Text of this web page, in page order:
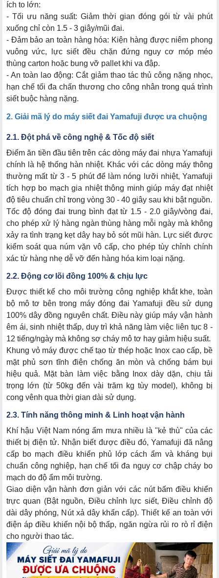
ích to lớn:
- Tối ưu năng suất: Giảm thời gian đóng gói từ vài phút
xuống chỉ còn 1.5 - 3 giây/mũi đai.
- Đảm bảo an toàn hàng hóa: Kiện hàng được niêm phong
vuông vức, lực siết đều chặn đứng nguy cơ móp méo
thùng carton hoặc bung vỡ pallet khi va đập.
- An toàn lao động: Cắt giảm thao tác thủ công nặng nhọc,
hạn chế tối đa chấn thương cho công nhân trong quá trình
siết buộc hàng nặng.
2. Giải mã lý do máy siết đai Yamafuji được ưa chuộng
2.1. Đột phá về công nghệ & Tốc độ siết
Điểm ăn tiền đầu tiên trên các dòng máy đai nhựa Yamafuji
chính là hệ thống hàn nhiệt. Khác với các dòng máy thông
thường mất từ 3 - 5 phút để làm nóng lưỡi nhiệt, Yamafuji
tích hợp bo mạch gia nhiệt thông minh giúp máy đạt nhiệt
độ tiêu chuẩn chỉ trong vòng 30 - 40 giây sau khi bật nguồn.
Tốc độ đóng đai trung bình đạt từ 1.5 - 2.0 giây/vòng đai,
cho phép xử lý hàng ngàn thùng hàng mỗi ngày mà không
xảy ra tình trạng kẹt dây hay bỏ sót mũi hàn. Lực siết được
kiểm soát qua núm vặn vô cấp, cho phép tùy chỉnh chính
xác từ hàng nhẹ dễ vỡ đến hàng hóa kim loại nặng.
2.2. Động cơ lõi đồng 100% & chịu lực
Được thiết kế cho môi trường công nghiệp khắt khe, toàn
bộ mô tơ bên trong máy đóng đai Yamafuji đều sử dụng
100% dây đồng nguyên chất. Điều này giúp máy vận hành
êm ái, sinh nhiệt thấp, duy trì khả năng làm việc liên tục 8 -
12 tiếng/ngày mà không sợ cháy mô tơ hay giảm hiệu suất.
Khung vỏ máy được chế tạo từ thép hoặc Inox cao cấp, bề
mặt phủ sơn tĩnh điện chống ăn mòn và chống bám bụi
hiệu quả. Mặt bàn làm việc bằng Inox dày dặn, chịu tải
trọng lớn (từ 50kg đến vài trăm kg tùy model), không bị
cong vênh qua thời gian dài sử dụng.
2.3. Tính năng thông minh & Linh hoạt vận hành
Khí hậu Việt Nam nóng ẩm mưa nhiều là "kẻ thù" của các
thiết bị điện tử. Nhận biết được điều đó, Yamafuji đã nâng
cấp bo mạch điều khiển phủ lớp cách ẩm và kháng bụi
chuẩn công nghiệp, hạn chế tối đa nguy cơ chập cháy bo
mạch do độ ẩm môi trường.
Giao diện vận hành đơn giản với các nút bấm điều khiển
trực quan (Bật nguồn, Điều chỉnh lực siết, Điều chỉnh độ
dài dây phóng, Nút xả dây khẩn cấp). Thiết kế an toàn với
điện áp điều khiển nội bộ thấp, ngăn ngừa rủi ro rò rỉ điện
cho người thao tác.